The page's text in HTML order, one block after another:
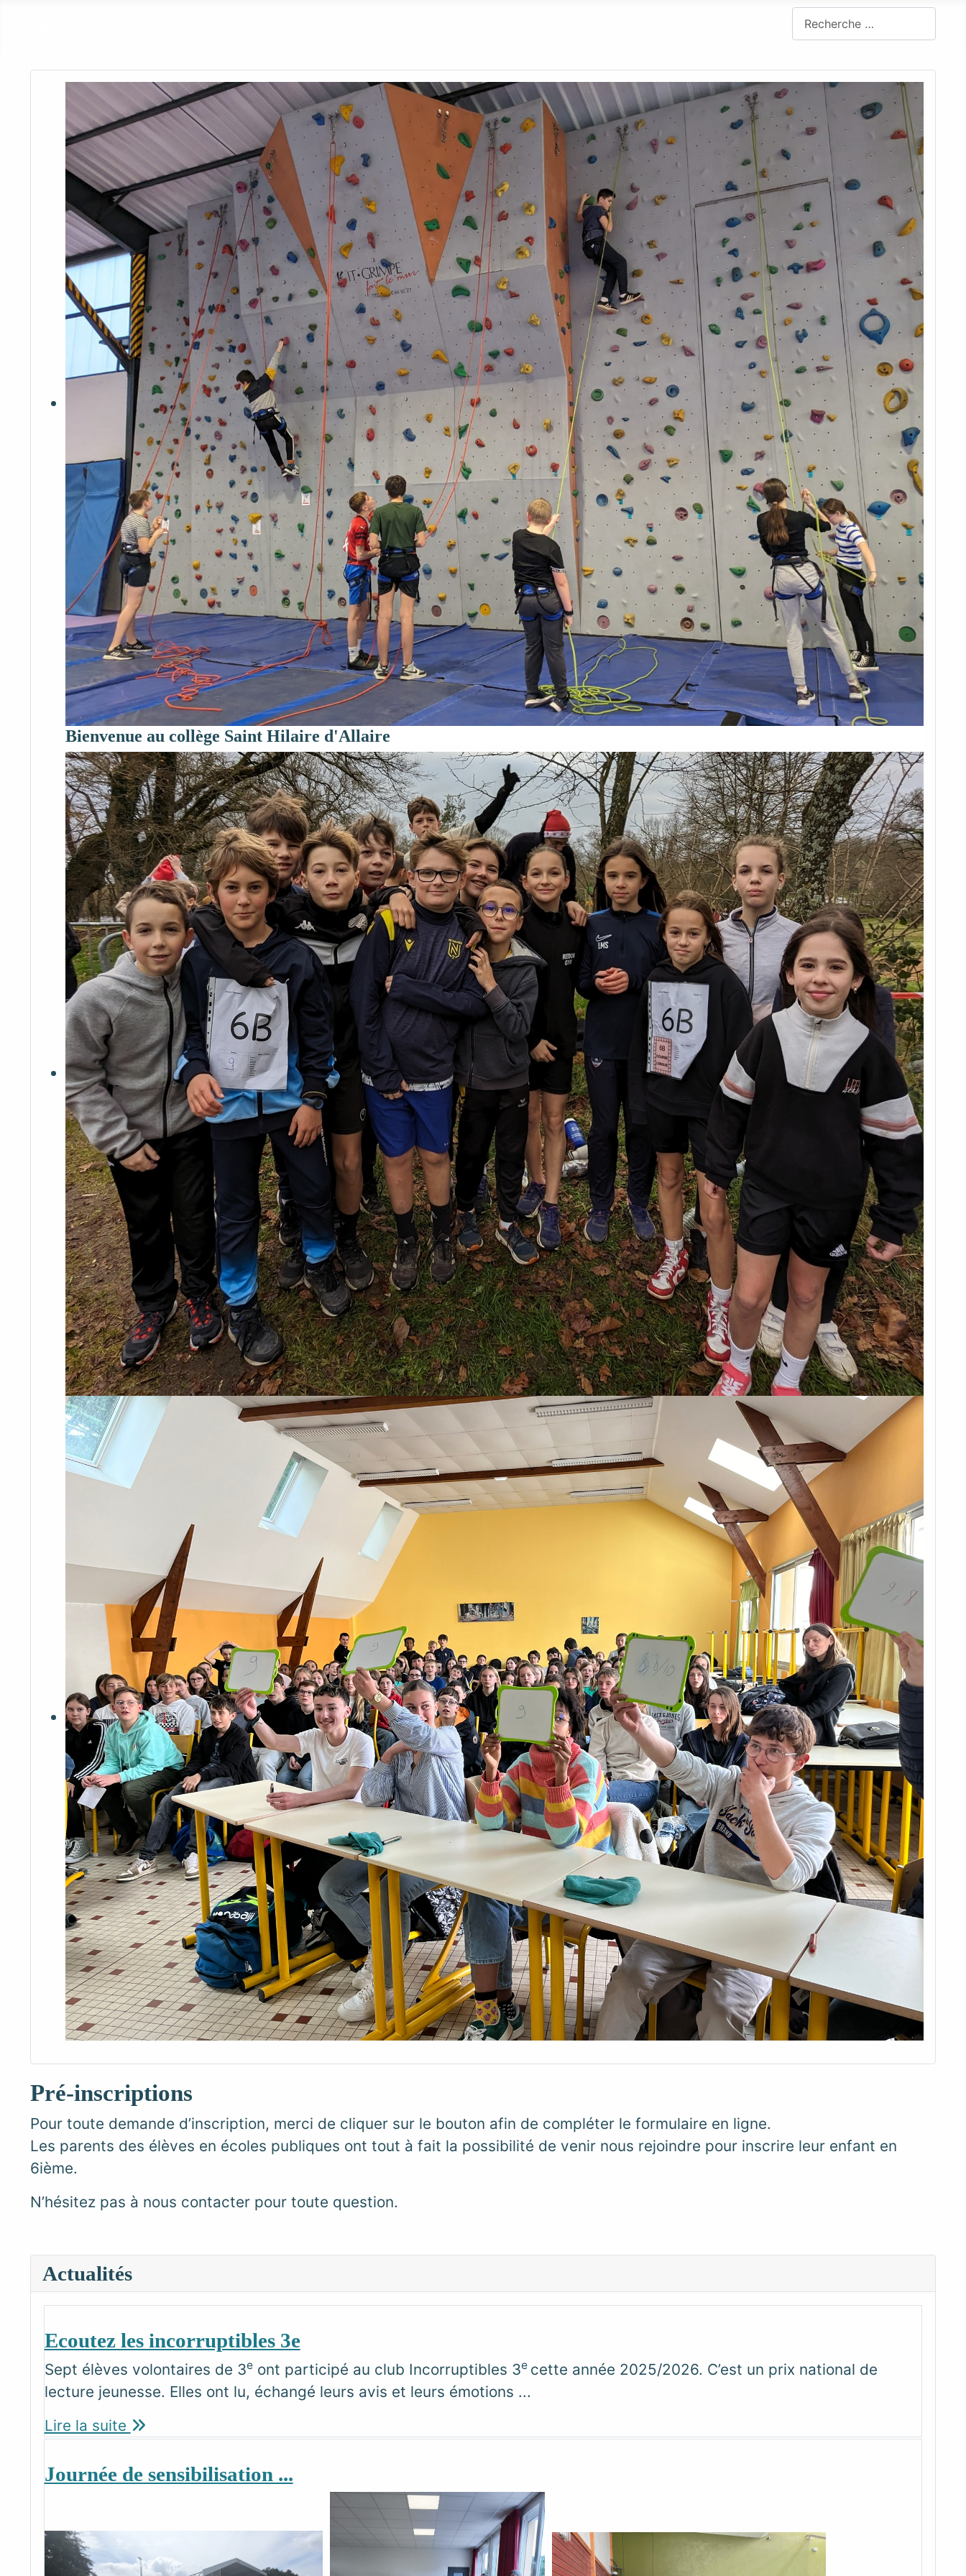
Rechercher
Bienvenue au collège Saint Hilaire d'Allaire
Pré-inscriptions
Pour toute demande d’inscription, merci de cliquer sur le bouton afin de compléter le formulaire en ligne.
Les parents des élèves en écoles publiques ont tout à fait la possibilité de venir nous rejoindre pour inscrire leur enfant en
6ième.
N’hésitez pas à nous contacter pour toute question.
Actualités
Ecoutez les incorruptibles 3e
Sept élèves volontaires de 3eont participé au club Incorruptibles 3e cette année 2025/2026. C’est un prix national de
lecture jeunesse. Elles ont lu, échangé leurs avis et leurs émotions ...
Lire la suite
Journée de sensibilisation ...